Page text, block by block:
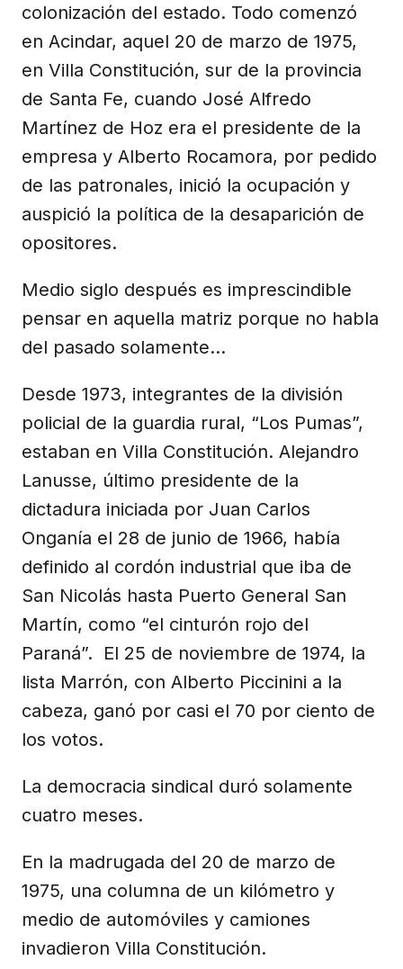
colonización del estado. Todo comenzó
en Acindar, aquel 20 de marzo de 1975,
en Villa Constitución, sur de la provincia
de Santa Fe, cuando José Alfredo
Martínez de Hoz era el presidente de la
empresa y Alberto Rocamora, por pedido
de las patronales, inició la ocupación y
auspició la política de la desaparición de
opositores.
Medio siglo después es imprescindible
pensar en aquella matriz porque no habla
del pasado solamente…
Desde 1973, integrantes de la división
policial de la guardia rural, “Los Pumas”,
estaban en Villa Constitución. Alejandro
Lanusse, último presidente de la
dictadura iniciada por Juan Carlos
Onganía el 28 de junio de 1966, había
definido al cordón industrial que iba de
San Nicolás hasta Puerto General San
Martín, como “el cinturón rojo del
Paraná”. El 25 de noviembre de 1974, la
lista Marrón, con Alberto Piccinini a la
cabeza, ganó por casi el 70 por ciento de
los votos.
La democracia sindical duró solamente
cuatro meses.
En la madrugada del 20 de marzo de
1975, una columna de un kilómetro y
medio de automóviles y camiones
invadieron Villa Constitución.